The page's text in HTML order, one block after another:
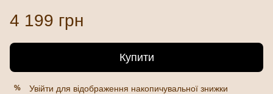
4 199 грн
Купити
% Увійти для відображення накопичувальної знижки